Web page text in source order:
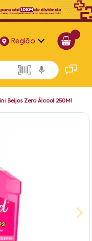
Região
Alagoas
Bahia
Beijos Zero Álcool 250Ml